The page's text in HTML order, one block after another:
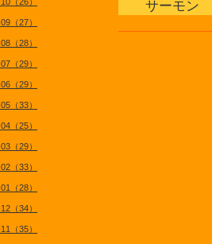
サーモン
（27）
（28）
（29）
（29）
（33）
（25）
（29）
（33）
（28）
（34）
（35）